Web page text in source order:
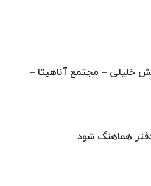
خلیلی – مجتمع آناهیتا –
هماهنگ شود